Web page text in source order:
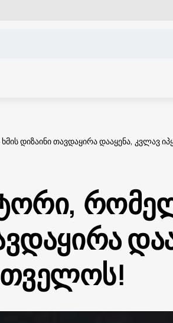
დიზაინი თავდაყირა დააყენა, კვლავ